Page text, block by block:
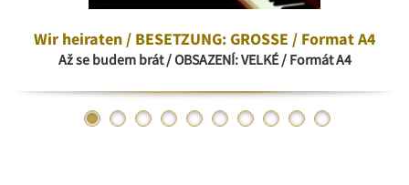
Wir heiraten / BESETZUNG: GROSSE / Format A4
Až se budem brát / OBSAZENÍ: VELKÉ / Formát A4